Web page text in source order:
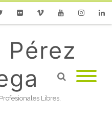
Pérez
Libres,